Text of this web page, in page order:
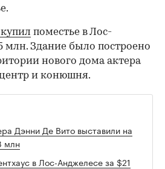
поместье в Лос-
млн. Здание было построено
нового дома актера
и конюшня.
Дэнни Де Вито выставили на
млн
в Лос-Анджелесе за $21